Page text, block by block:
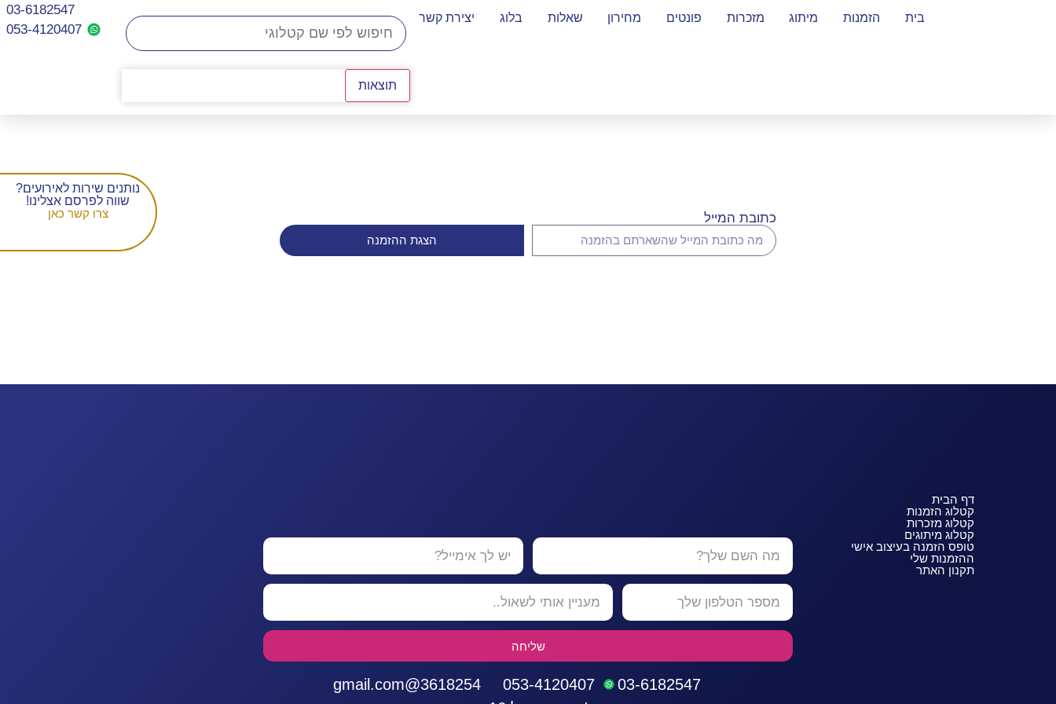
בית הזמנות מיתוג מזכרות פונטים מחירון שאלות בלוג יצירת קשר
תוצאות
03-6182547
053-4120407​
כתובת המייל
הצגת ההזמנה
דף הבית
קטלוג הזמנות
קטלוג מזכרות
קטלוג מיתוגים
טופס הזמנה בעיצוב אישי
ההזמנות שלי
תקנון האתר
שליחה
03-6182547
053-4120407
3618254@gmail.com
נותנים שירות לאירועים?
שווה לפרסם אצלינו!
צרו קשר כאן